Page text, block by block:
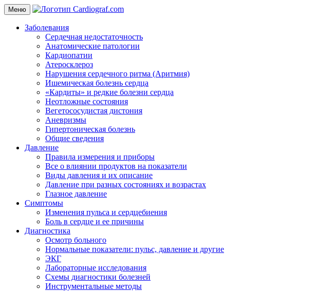
Меню
Заболевания
Сердечная недостаточность
Анатомические патологии
Кардиопатии
Атеросклероз
Нарушения сердечного ритма (Аритмия)
Ишемическая болезнь сердца
«Кардиты» и редкие болезни сердца
Неотложные состояния
Вегетососудистая дистония
Аневризмы
Гипертоническая болезнь
Общие сведения
Давление
Правила измерения и приборы
Все о влиянии продуктов на показатели
Виды давления и их описание
Давление при разных состояниях и возрастах
Глазное давление
Симптомы
Изменения пульса и сердцебиения
Боль в сердце и ее причины
Диагностика
Осмотр больного
Нормальные показатели: пульс, давление и другие
ЭКГ
Лабораторные исследования
Схемы диагностики болезней
Инструментальные методы